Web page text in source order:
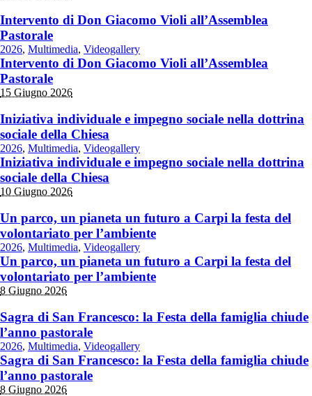
Intervento di Don Giacomo Violi all’Assemblea
Pastorale
2026, Multimedia, Videogallery
Intervento di Don Giacomo Violi all’Assemblea
Pastorale
15 Giugno 2026
Iniziativa individuale e impegno sociale nella dottrina
sociale della Chiesa
2026, Multimedia, Videogallery
Iniziativa individuale e impegno sociale nella dottrina
sociale della Chiesa
10 Giugno 2026
Un parco, un pianeta un futuro a Carpi la festa del
volontariato per l’ambiente
2026, Multimedia, Videogallery
Un parco, un pianeta un futuro a Carpi la festa del
volontariato per l’ambiente
8 Giugno 2026
Sagra di San Francesco: la Festa della famiglia chiude
l’anno pastorale
2026, Multimedia, Videogallery
Sagra di San Francesco: la Festa della famiglia chiude
l’anno pastorale
8 Giugno 2026